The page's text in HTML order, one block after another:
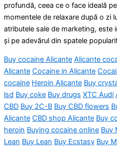
profundă, ceea ce o face ideală
momentele de relaxare după o zi
atributele sale de marketing,
și pe adevărul din spatele
Buy cocaine Alicante Alicante
Alicante Cocaine in Alicante
cocaine Heroin Alicante Buy
lsd Buy coke Buy drugs XTC Audi
CBD Buy 2C-B Buy CBD flowers
Alicante CBD shop Alicante Buy
heroin Buying cocaine online Buy
Lean Buy Lean Buy Ecstasy Buy